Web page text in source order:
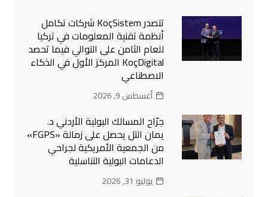
تتصدر KoçSistem شركات تكامل
أنظمة تقنية المعلومات في تركيا
للعام الثامن على التوالي فيما تحصد
KoçDigital المركز الأول في الذكاء
الاصطناعي
أغسطس 9, 2026
جرّاح المسالك البولية الأردني د.
يمان التل يحصل على زمالة «FGPS»
من الجمعية الأمريكية لجراحي
الدعامات البولية التناسلية
يوليو 31, 2026